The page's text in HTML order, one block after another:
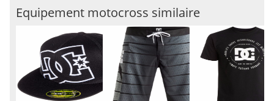
Equipement motocross similaire